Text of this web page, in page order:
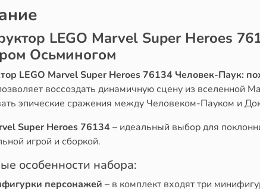
LEGO Marvel Super Heroes
Осьминогом
LEGO Marvel Super Heroes 76134 Человек-Паук:
воссоздать динамичную сцену из
эпические сражения между Человеком-Пауком и
Super Heroes 76134– идеальный выбор для
игрой и сборкой.
особенности набора:
персонажей – в комплект входят три